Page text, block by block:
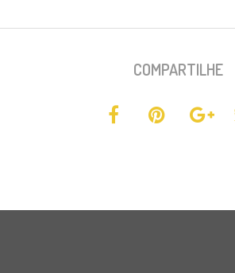
COMPARTILHE